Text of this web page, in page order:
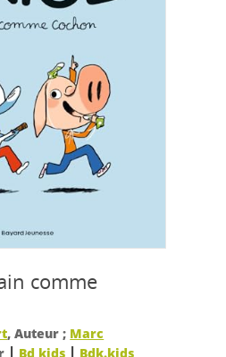
comme
, Auteur ; Marc
| Bd kids | Bdk.kids